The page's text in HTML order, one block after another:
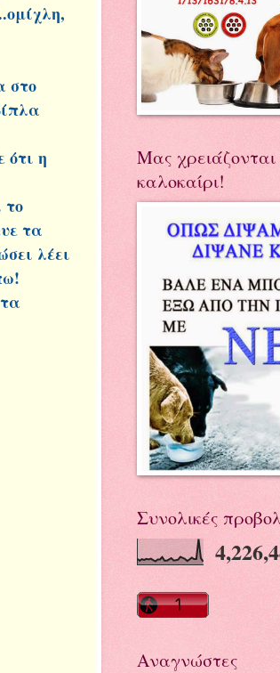
στο
ότι η
το
τα
λέει
Μας χρειάζονται
καλοκαίρι!
Συνολικές
Αναγνώστες